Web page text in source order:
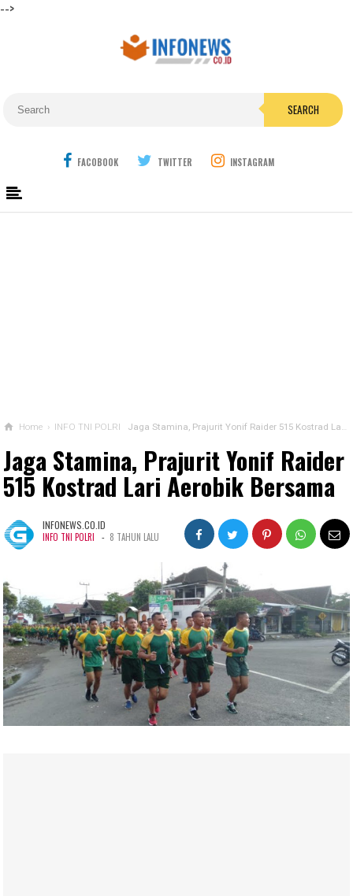
-->
SEARCH
FACOBOOK TWITTER INSTAGRAM
Home › INFO TNI POLRI Jaga Stamina, Prajurit Yonif Raider 515 Kostrad Lari Aerobik Bersama
Jaga Stamina, Prajurit Yonif Raider
515 Kostrad Lari Aerobik Bersama
INFONEWS.CO.ID
INFO TNI POLRI - 8 TAHUN LALU